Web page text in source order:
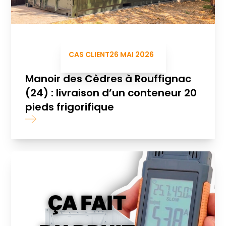
CAS CLIENT26 MAI 2026
Manoir des Cèdres à Rouffignac
(24) : livraison d’un conteneur 20
pieds frigorifique